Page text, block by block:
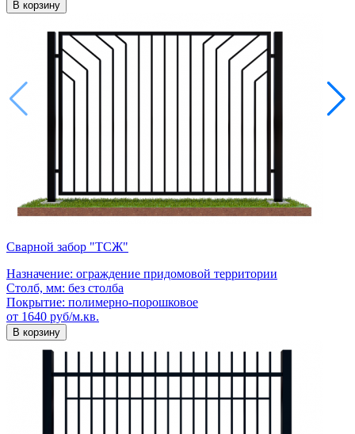
В корзину
Сварной забор "ТСЖ"
Назначение: ограждение придомовой территории
Столб, мм: без столба
Покрытие: полимерно-порошковое
от 1640 руб/м.кв.
В корзину